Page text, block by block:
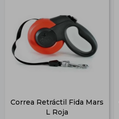
Correa Retráctil Fida Mars
L Roja